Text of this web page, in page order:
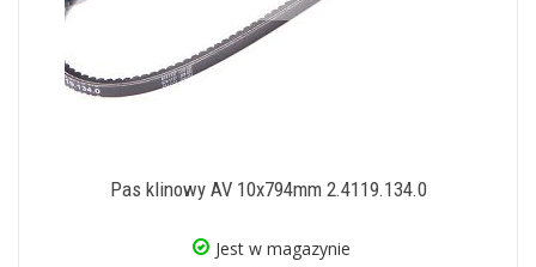
Pas klinowy AV 10x794mm 2.4119.134.0
Jest w magazynie